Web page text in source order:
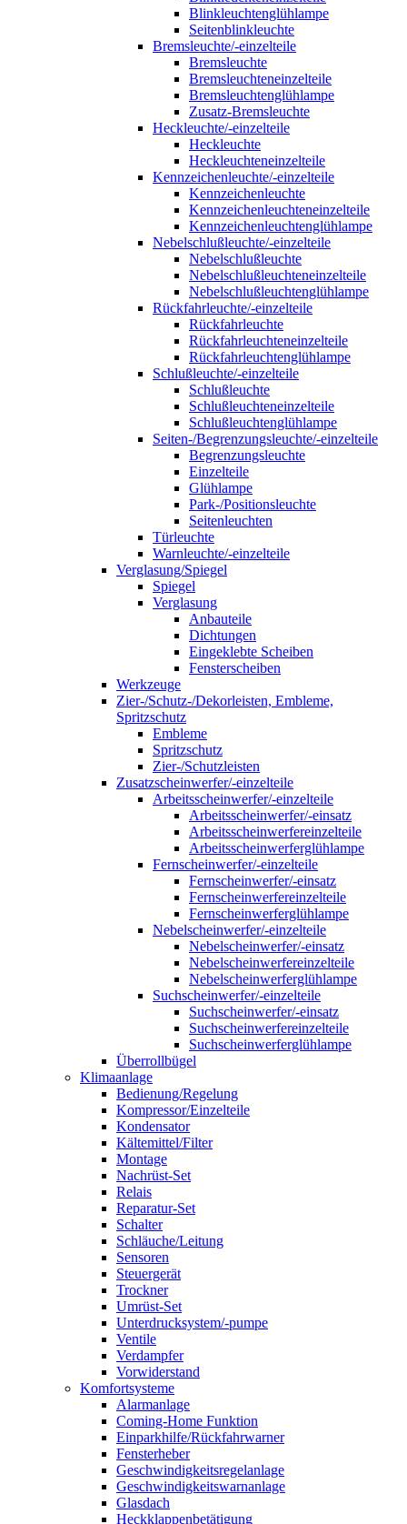
Blinkleuchtenglühlampe
Seitenblinkleuchte
Bremsleuchte/-einzelteile
Bremsleuchte
Bremsleuchteneinzelteile
Bremsleuchtenglühlampe
Zusatz-Bremsleuchte
Heckleuchte/-einzelteile
Heckleuchte
Heckleuchteneinzelteile
Kennzeichenleuchte/-einzelteile
Kennzeichenleuchte
Kennzeichenleuchteneinzelteile
Kennzeichenleuchtenglühlampe
Nebelschlußleuchte/-einzelteile
Nebelschlußleuchte
Nebelschlußleuchteneinzelteile
Nebelschlußleuchtenglühlampe
Rückfahrleuchte/-einzelteile
Rückfahrleuchte
Rückfahrleuchteneinzelteile
Rückfahrleuchtenglühlampe
Schlußleuchte/-einzelteile
Schlußleuchte
Schlußleuchteneinzelteile
Schlußleuchtenglühlampe
Seiten-/Begrenzungsleuchte/-einzelteile
Begrenzungsleuchte
Einzelteile
Glühlampe
Park-/Positionsleuchte
Seitenleuchten
Türleuchte
Warnleuchte/-einzelteile
Verglasung/Spiegel
Spiegel
Verglasung
Anbauteile
Dichtungen
Eingeklebte Scheiben
Fensterscheiben
Werkzeuge
Zier-/Schutz-/Dekorleisten, Embleme,
Spritzschutz
Embleme
Spritzschutz
Zier-/Schutzleisten
Zusatzscheinwerfer/-einzelteile
Arbeitsscheinwerfer/-einzelteile
Arbeitsscheinwerfer/-einsatz
Arbeitsscheinwerfereinzelteile
Arbeitsscheinwerferglühlampe
Fernscheinwerfer/-einzelteile
Fernscheinwerfer/-einsatz
Fernscheinwerfereinzelteile
Fernscheinwerferglühlampe
Nebelscheinwerfer/-einzelteile
Nebelscheinwerfer/-einsatz
Nebelscheinwerfereinzelteile
Nebelscheinwerferglühlampe
Suchscheinwerfer/-einzelteile
Suchscheinwerfer/-einsatz
Suchscheinwerfereinzelteile
Suchscheinwerferglühlampe
Überrollbügel
Klimaanlage
Bedienung/Regelung
Kompressor/Einzelteile
Kondensator
Kältemittel/Filter
Montage
Nachrüst-Set
Relais
Reparatur-Set
Schalter
Schläuche/Leitung
Sensoren
Steuergerät
Trockner
Umrüst-Set
Unterdrucksystem/-pumpe
Ventile
Verdampfer
Vorwiderstand
Komfortsysteme
Alarmanlage
Coming-Home Funktion
Einparkhilfe/Rückfahrwarner
Fensterheber
Geschwindigkeitsregelanlage
Geschwindigkeitswarnanlage
Glasdach
Heckklappenbetätigung